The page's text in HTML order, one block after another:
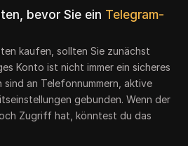
bevor Sie ein Telegram-
kaufen, sollten Sie zunächst
Konto ist nicht immer ein sicheres
sind an Telefonnummern, aktive
gebunden. Wenn der
Zugriff hat, könntest du das